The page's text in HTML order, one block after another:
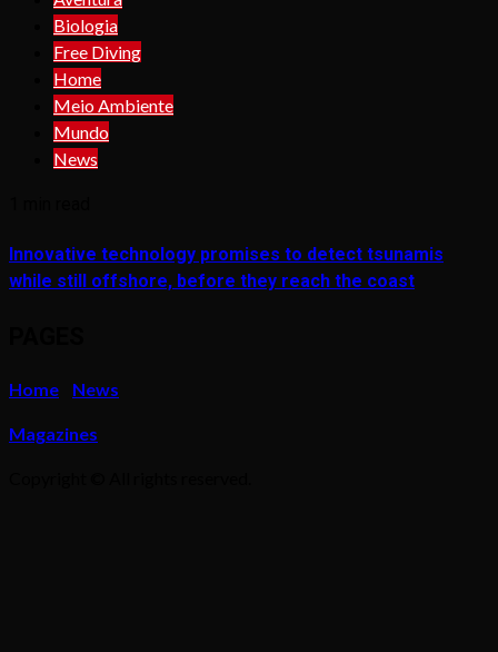
Biologia
Free Diving
Home
Meio Ambiente
Mundo
News
Innovative technology promises to detect tsunamis
while still offshore, before they reach the coast
Home News
Magazines